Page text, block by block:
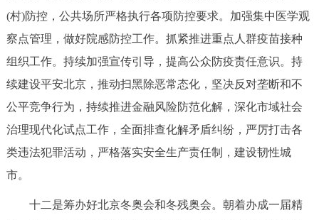
(村)防控，公共场所严格执行各项防控要求。加强集中医学观
察点管理，做好院感防控工作。抓紧推进重点人群疫苗接种
组织工作。持续加强宣传引导，提高公众防疫责任意识。持
续建设平安北京，推动扫黑除恶常态化，坚决反对垄断和不
公平竞争行为，持续推进金融风险防范化解，深化市域社会
治理现代化试点工作，全面排查化解矛盾纠纷，严厉打击各
类违法犯罪活动，严格落实安全生产责任制，建设韧性城
市。
十二是筹办好北京冬奥会和冬残奥会。朝着办成一届精